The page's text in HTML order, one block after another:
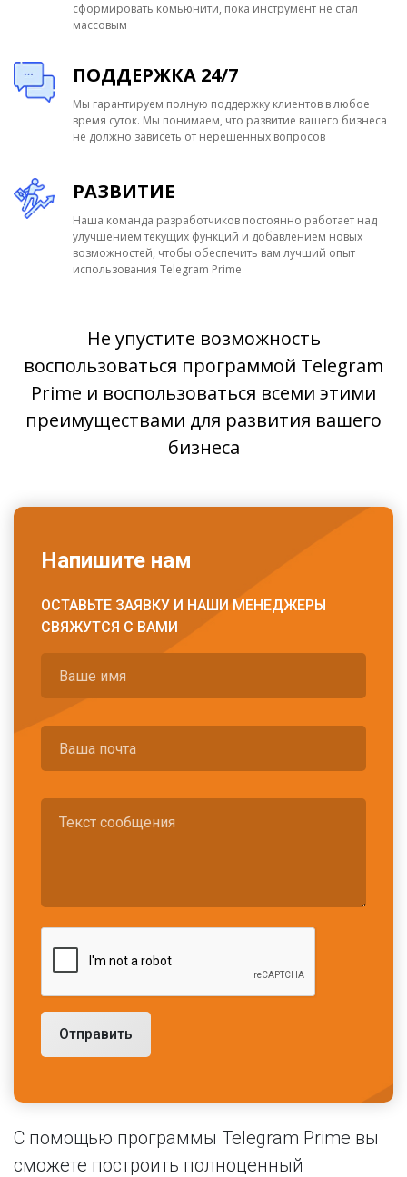
сформировать комьюнити, пока инструмент не стал
массовым
ПОДДЕРЖКА 24/7
Мы гарантируем полную поддержку клиентов в любое
время суток. Мы понимаем, что развитие вашего бизнеса
не должно зависеть от нерешенных вопросов
РАЗВИТИЕ
Наша команда разработчиков постоянно работает над
улучшением текущих функций и добавлением новых
возможностей, чтобы обеспечить вам лучший опыт
использования Telegram Prime
Не упустите возможность
воспользоваться программой Telegram
Prime и воспользоваться всеми этими
преимуществами для развития вашего
бизнеса
Напишите нам
ОСТАВЬТЕ ЗАЯВКУ И НАШИ МЕНЕДЖЕРЫ
СВЯЖУТСЯ С ВАМИ
Отправить
С помощью программы Telegram Prime вы
сможете построить полноценный